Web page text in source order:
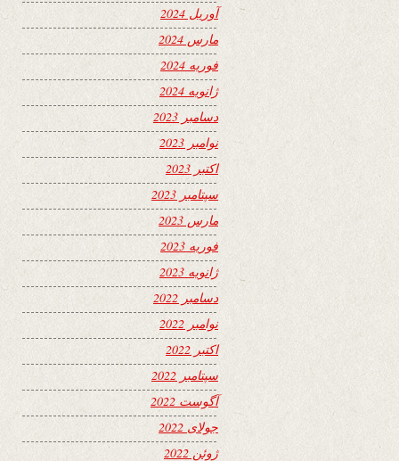
آوریل 2024
مارس 2024
فوریه 2024
ژانویه 2024
دسامبر 2023
نوامبر 2023
اکتبر 2023
سپتامبر 2023
مارس 2023
فوریه 2023
ژانویه 2023
دسامبر 2022
نوامبر 2022
اکتبر 2022
سپتامبر 2022
آگوست 2022
جولای 2022
ژوئن 2022